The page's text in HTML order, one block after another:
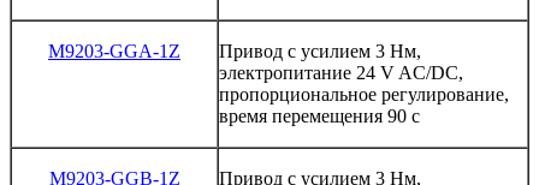
M9203-GGA-1Z Привод с усилием 3 Нм,
электропитание 24 V AC/DC,
пропорциональное регулирование,
время перемещения 90 с
M9203-GGB-1Z Привод с усилием 3 Нм,